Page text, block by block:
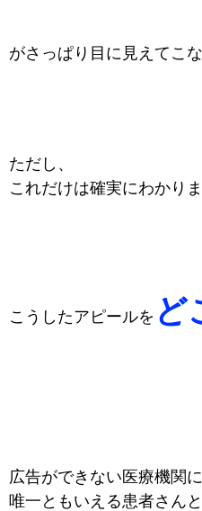
がさっぱり目に見えてこな
ただし、
これだけは確実にわかりま
こうしたアピールを ど
広告ができない医療機関
唯一ともいえる患者さんと